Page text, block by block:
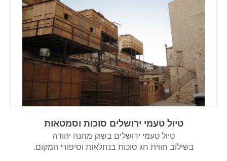
טיול טעמי ירושלים סוכות וסמטאות
טיול טעמי ירושלים בשוק מחנה יהודה
בשילוב חווית חג סוכות בנחלאות וסיפורי המקום.